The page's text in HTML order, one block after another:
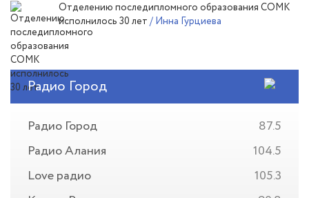
Отделению последипломного образования СОМК
исполнилось 30 лет / Инна Гурциева
Радио Город
Радио Город
87.5
Радио Алания
104.5
Love радио
105.3